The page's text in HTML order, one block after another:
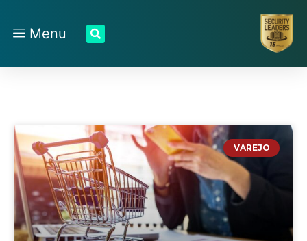
Menu
VAREJO